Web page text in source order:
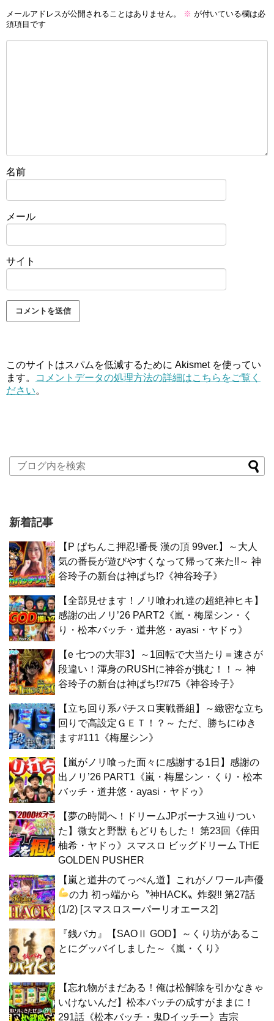
メールアドレスが公開されることはありません。 ※ が付いている欄は必
須項目です
名前
メール
サイト
このサイトはスパムを低減するために Akismet を使ってい
ます。
コメントデータの処理方法の詳細はこちらをご覧く
ださい。
新着記事
【P ぱちんこ押忍!番長 漢の頂 99ver.】～大人
気の番長が遊びやすくなって帰って来た!!～ 神
谷玲子の新台は神ぱち!?《神谷玲子》
【全部見せます！ノリ喰われ達の超絶神ヒキ】
感謝の出ノリ’26 PART2《嵐・梅屋シン・く
り・松本バッチ・道井悠・ayasi・ヤドゥ》
【e 七つの大罪3】～1回転で大当たり＝速さが
段違い！渾身のRUSHに神谷が挑む！！～ 神
谷玲子の新台は神ぱち!?#75《神谷玲子》
【立ち回り系パチスロ実戦番組】～緻密な立ち
回りで高設定ＧＥＴ！？～ ただ、勝ちにゆき
ます#111《梅屋シン》
【嵐がノリ喰った面々に感謝する1日】感謝の
出ノリ’26 PART1《嵐・梅屋シン・くり・松本
バッチ・道井悠・ayasi・ヤドゥ》
【夢の時間へ！ドリームJPボーナス辿りつい
た】微女と野獣 もどりもした！ 第23回《倖田
柚希・ヤドゥ》スマスロ ビッグドリーム THE
GOLDEN PUSHER
【嵐と道井のてっぺん道】これがノワール声優
の力 初っ端から〝神HACK〟炸裂‼ 第27話
(1/2) [スマスロスーパーリオエース2]
『銭バカ』【SAOⅡ GOD】～くり坊があるこ
とにグッバイしました～《嵐・くり》
【忘れ物がまだある！俺は松解除を引かなきゃ
いけないんだ】松本バッチの成すがままに！
291話《松本バッチ・鬼Dイッチー》吉宗